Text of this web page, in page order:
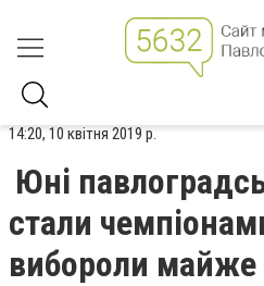
14:20, 10 квітня 2019 р.
Юні
стали
вибороли